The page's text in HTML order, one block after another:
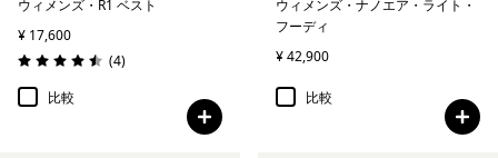
ウィメンズ・R1 ベスト
¥ 17,600
評価: 4.5 / 5
(4レビュー
)
比較
ウィメンズ・ナノエア・ライト・
フーディ
¥ 42,900
比較